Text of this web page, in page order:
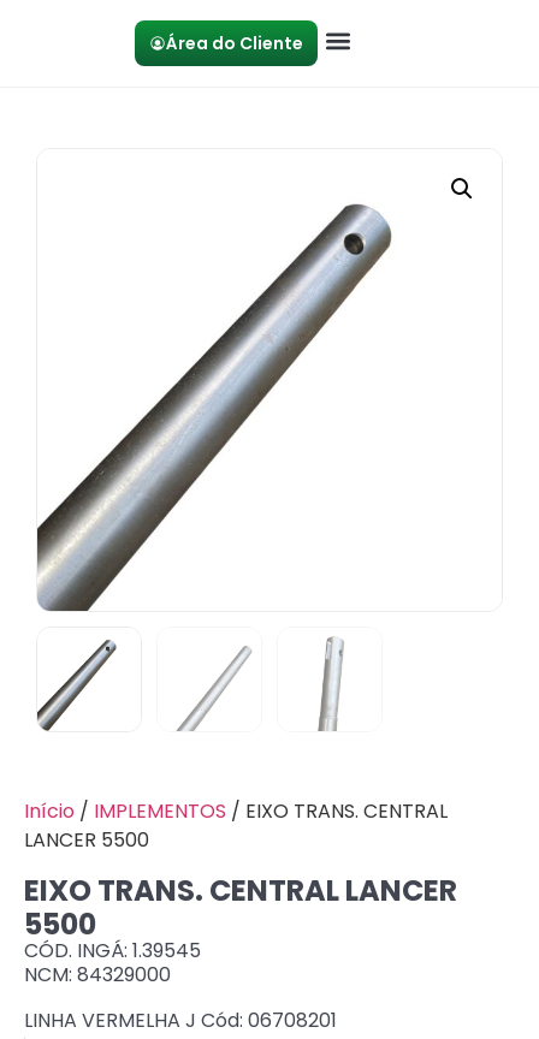
Área do Cliente
Início / IMPLEMENTOS / EIXO TRANS. CENTRAL
LANCER 5500
EIXO TRANS. CENTRAL LANCER
5500
CÓD. INGÁ: 1.39545
NCM: 84329000
LINHA VERMELHA J Cód: 06708201